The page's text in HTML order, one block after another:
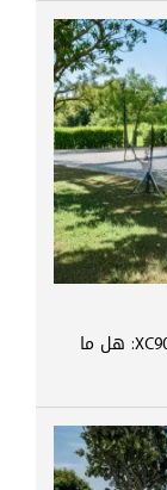
تجربة فولفو XC90 B5 Ultra Black Edition 2026: هل ما